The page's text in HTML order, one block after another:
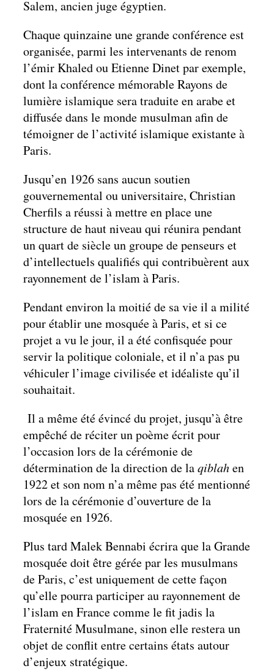
Salem, ancien juge égyptien.
Chaque quinzaine une grande conférence est
organisée, parmi les intervenants de renom
l’émir Khaled ou Etienne Dinet par exemple,
dont la conférence mémorable Rayons de
lumière islamique sera traduite en arabe et
diffusée dans le monde musulman afin de
témoigner de l’activité islamique existante à
Paris.
Jusqu’en 1926 sans aucun soutien
gouvernemental ou universitaire, Christian
Cherfils a réussi à mettre en place une
structure de haut niveau qui réunira pendant
un quart de siècle un groupe de penseurs et
d’intellectuels qualifiés qui contribuèrent aux
rayonnement de l’islam à Paris.
Pendant environ la moitié de sa vie il a milité
pour établir une mosquée à Paris, et si ce
projet a vu le jour, il a été confisquée pour
servir la politique coloniale, et il n’a pas pu
véhiculer l’image civilisée et idéaliste qu’il
souhaitait.
Il a même été évincé du projet, jusqu’à être
empêché de réciter un poème écrit pour
l’occasion lors de la cérémonie de
détermination de la direction de laqiblahen
1922 et son nom n’a même pas été mentionné
lors de la cérémonie d’ouverture de la
mosquée en 1926.
Plus tard Malek Bennabi écrira que la Grande
mosquée doit être gérée par les musulmans
de Paris, c’est uniquement de cette façon
qu’elle pourra participer au rayonnement de
l’islam en France comme le fit jadis la
Fraternité Musulmane, sinon elle restera un
objet de conflit entre certains états autour
d’enjeux stratégique.